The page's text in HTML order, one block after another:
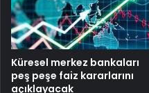
Küresel merkez bankaları
peş peşe faiz kararlarını
açıklayacak